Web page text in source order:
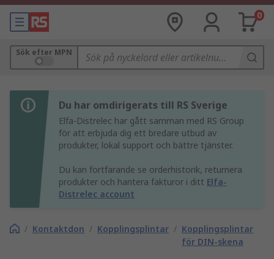
0
Sök efter MPN
Du har omdirigerats till RS Sverige
Elfa-Distrelec har gått samman med RS Group
för att erbjuda dig ett bredare utbud av
produkter, lokal support och bättre tjänster.
Du kan fortfarande se orderhistorik, returnera
produkter och hantera fakturor i ditt Elfa-
Distrelec account
/ Kontaktdon / Kopplingsplintar / Kopplingsplintar
för DIN-skena